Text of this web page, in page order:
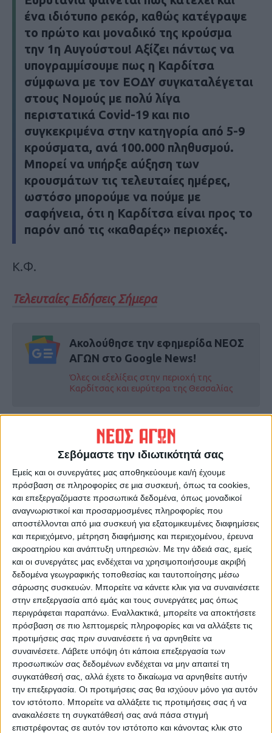
Σεβόμαστε την ιδιωτικότητά σας
Εμείς και οι συνεργάτες μας αποθηκεύουμε και/ή έχουμε
πρόσβαση σε πληροφορίες σε μια συσκευή, όπως τα cookies,
και επεξεργαζόμαστε προσωπικά δεδομένα, όπως μοναδικοί
αναγνωριστικοί και προσαρμοσμένες πληροφορίες που
αποστέλλονται από μια συσκευή για εξατομικευμένες διαφημίσεις
και περιεχόμενο, μέτρηση διαφήμισης και περιεχομένου, έρευνα
ακροατηρίου και ανάπτυξη υπηρεσιών. Με την άδειά σας, εμείς
και οι συνεργάτες μας ενδέχεται να χρησιμοποιήσουμε ακριβή
δεδομένα γεωγραφικής τοποθεσίας και ταυτοποίησης μέσω
σάρωσης συσκευών. Μπορείτε να κάνετε κλικ για να συναινέσετε
στην επεξεργασία από εμάς και τους συνεργάτες μας όπως
περιγράφεται παραπάνω. Εναλλακτικά, μπορείτε να αποκτήσετε
πρόσβαση σε πιο λεπτομερείς πληροφορίες και να αλλάξετε τις
προτιμήσεις σας πριν συναινέσετε ή να αρνηθείτε να
συναινέσετε. Λάβετε υπόψη ότι κάποια επεξεργασία των
προσωπικών σας δεδομένων ενδέχεται να μην απαιτεί τη
συγκατάθεσή σας, αλλά έχετε το δικαίωμα να αρνηθείτε αυτήν
την επεξεργασία. Οι προτιμήσεις σας θα ισχύουν μόνο για αυτόν
τον ιστότοπο. Μπορείτε να αλλάξετε τις προτιμήσεις σας ή να
ανακαλέσετε τη συγκατάθεσή σας ανά πάσα στιγμή
επιστρέφοντας σε αυτόν τον ιστότοπο και κάνοντας κλικ στο
ένα ιδιότυπο ρεκόρ, καθώς κατέγραψε
το πρώτο και μοναδικό της κρούσμα
την 1η Αυγούστου! Αξίζει πάντως να
υπογραμμίσουμε πως η Καρδίτσα
σύμφωνα με τον ΕΟΔΥ συγκαταλέγεται
στους Νομούς με πολύ λίγα
περιστατικά Covid-19 και πιο
συγκεκριμένα στην κατηγορία από 5-9
κρούσματα, ανά 100.000 πληθυσμού.
Μπορεί να υπήρξε αύξηση των
κρουσμάτων τις τελευταίες ημέρες,
ωστόσο μπορούμε να πούμε με
σαφήνεια, ότι η Καρδίτσα είναι προς το
παρόν από τις «καθαρές» περιοχές.
Κ.Φ.
Τελευταίες Ειδήσεις Σήμερα
Ακολούθησε την εφημερίδα ΝΕΟΣ
ΑΓΩΝ στο Google News!
Όλες οι εξελίξεις στην περιοχή της
Καρδίτσας και ευρύτερα της Θεσσαλίας
ΠΡΟΗΓΟΥΜΕΝΟ ΑΡΘΡΟ
Ο Πολιτιστικός Σύλλογος
Μαυρομματίου προετοιμάζει
τις εκδηλώσεις για τα 200
χρόνια από την επανάσταση
Προειδοποιητικές πινακίδες
ΝΕΟΣ ΑΓΩΝ
https://neosagon.gr
Η Αρχαιότερη Καθημερινή Πρωινή Εφημερίδα της Καρδίτσας
ΠΑΡΟΜΟΙΑ ΑΡΘΡΑ